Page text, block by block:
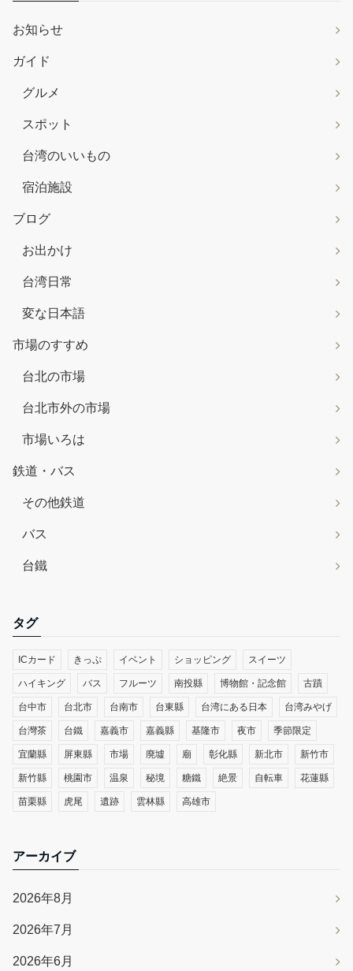
お知らせ
ガイド
グルメ
スポット
台湾のいいもの
宿泊施設
ブログ
お出かけ
台湾日常
変な日本語
市場のすすめ
台北の市場
台北市外の市場
市場いろは
鉄道・バス
その他鉄道
バス
台鐵
タグ
ICカード きっぷ イベント ショッピング スイーツ
ハイキング バス フルーツ 南投縣 博物館・記念館 古蹟
台中市 台北市 台南市 台東縣 台湾にある日本 台湾みやげ
台灣茶 台鐵 嘉義市 嘉義縣 基隆市 夜市 季節限定
宜蘭縣 屏東縣 市場 廃墟 廟 彰化縣 新北市 新竹市
新竹縣 桃園市 温泉 秘境 糖鐵 絶景 自転車 花蓮縣
苗栗縣 虎尾 遺跡 雲林縣 高雄市
アーカイブ
2026年8月
2026年7月
2026年6月